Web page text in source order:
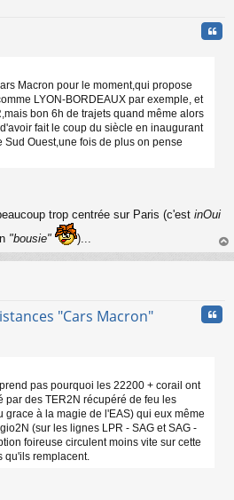
Macron pour le moment,qui propose
LYON-BORDEAUX par exemple, et
bon 6h de trajets quand même alors
fait le coup du siècle en inaugurant
Sud Ouest,une fois de plus on pense
trop centrée sur Paris (c'est inOui
"bousie" )...
au
"Cars Macron"
pas pourquoi les 22200 + corail ont
par des TER2N récupéré de feu les
grace à la magie de l'EAS) qui eux même
(sur les lignes LPR - SAG et SAG -
foireuse circulent moins vite sur cette
qu'ils remplacent.